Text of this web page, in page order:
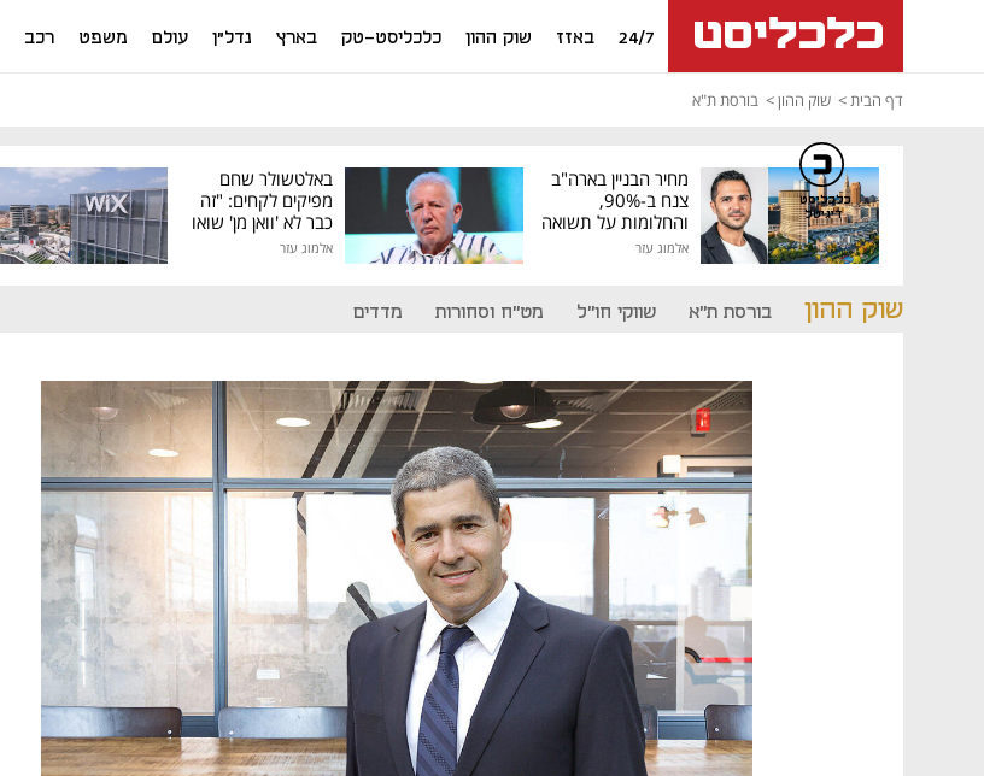
24/7 באזז שוק ההון כלכליסט-טק בארץ נדל"ן עולם משפט רכב
דף הבית שוק ההון בורסת ת"א
מחיר הבניין בארה"ב
צנח ב-90%,
והחלומות על תשואה
גבוהה התנפצו
אלמוג עזר
באלטשולר שחם
מפיקים לקחים: "זה
כבר לא 'וואן מן' שואו
של גילעד"
אלמוג עזר
שוק ההון בורסת ת"א שווקי חו"ל מט"ח וסחורות מדדים
כלכליסט
דיגיטל